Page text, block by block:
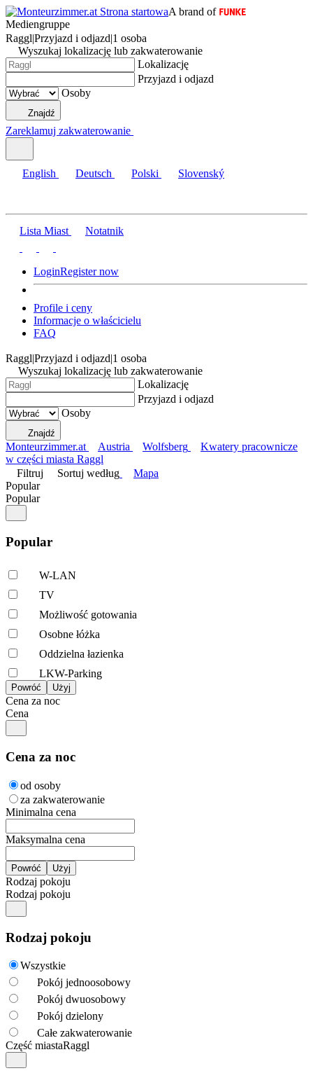
A brand of
Mediengruppe
Raggl|Przyjazd i odjazd|1 osoba
Wyszukaj lokalizację lub zakwaterowanie
Lokalizację
Przyjazd i odjazd
Osoby
Znajdź
Zareklamuj zakwaterowanie
English Deutsch Polski Slovenský
Lista Miast Notatnik
LoginRegister now
Profile i ceny
Informacje o właścicielu
FAQ
Raggl|Przyjazd i odjazd|1 osoba
Wyszukaj lokalizację lub zakwaterowanie
Lokalizację
Przyjazd i odjazd
Osoby
Znajdź
Monteurzimmer.at Austria Wolfsberg
Kwatery pracownicze
w części miasta Raggl
Filtruj
Sortuj według
Mapa
Popular
Popular
Popular
W-LAN
TV
Możliwość gotowania
Osobne łóżka
Oddzielna łazienka
LKW-Parking
Cena za noc
Cena
Cena za noc
od osoby
za zakwaterowanie
Minimalna cena
Maksymalna cena
Rodzaj pokoju
Rodzaj pokoju
Rodzaj pokoju
Wszystkie
Pokój jednoosobowy
Pokój dwuosobowy
Pokój dzielony
Całe zakwaterowanie
Część miastaRaggl